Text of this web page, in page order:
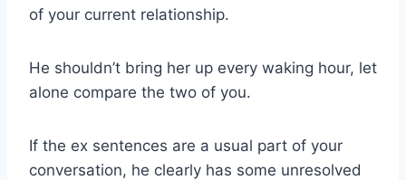
of your current relationship.
He shouldn’t bring her up every waking hour, let
alone compare the two of you.
If the ex sentences are a usual part of your
conversation, he clearly has some unresolved